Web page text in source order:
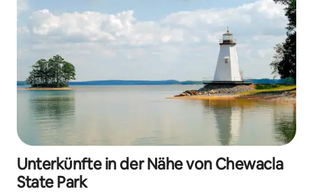
Unterkünfte in der Nähe von Chewacla
State Park